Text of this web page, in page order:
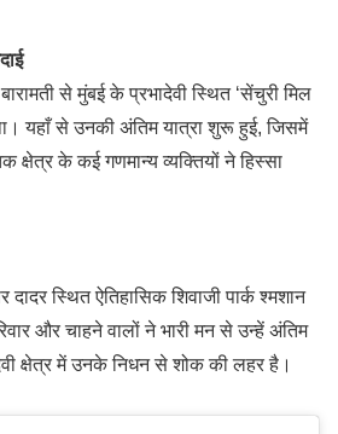
बारामती से मुंबई के प्रभादेवी स्थित ‘सेंचुरी मिल
था। यहाँ से उनकी अंतिम यात्रा शुरू हुई, जिसमें
क्षेत्र के कई गणमान्य व्यक्तियों ने हिस्सा
स्थित ऐतिहासिक शिवाजी पार्क श्मशान
और चाहने वालों ने भारी मन से उन्हें अंतिम
क्षेत्र में उनके निधन से शोक की लहर है।